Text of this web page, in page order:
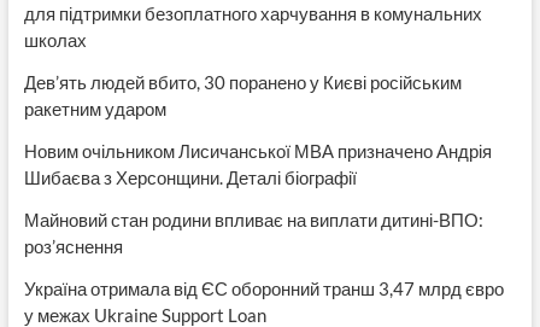
для підтримки безоплатного харчування в комунальних
школах
Дев’ять людей вбито, 30 поранено у Києві російським
ракетним ударом
Новим очільником Лисичанської МВА призначено Андрія
Шибаєва з Херсонщини. Деталі біографії
Майновий стан родини впливає на виплати дитині-ВПО:
роз’яснення
Україна отримала від ЄС оборонний транш 3,47 млрд євро
у межах Ukraine Support Loan